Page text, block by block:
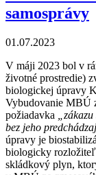
samosprávy
01.07.2023
V máji 2023 bol v
životné prostredie)
biologickej úpravy
Vybudovanie MBÚ
požiadavka
bez jeho
úpravy je
biologicky
skládkový plyn,